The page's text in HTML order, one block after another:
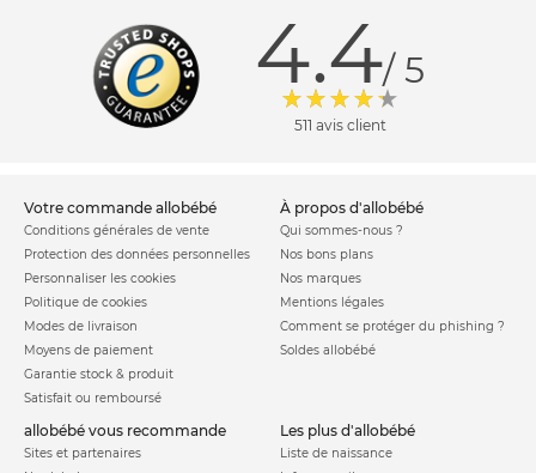
4.4/ 5
511 avis client
votre commande allobébé
Conditions générales de vente
Protection des données personnelles
Personnaliser les cookies
Politique de cookies
Modes de livraison
Moyens de paiement
Garantie stock & produit
Satisfait ou remboursé
à propos d'allobébé
Qui sommes-nous ?
Nos bons plans
Nos marques
Mentions légales
Comment se protéger du phishing ?
Soldes allobébé
allobébé vous recommande
Sites et partenaires
les plus d'allobébé
Liste de naissance